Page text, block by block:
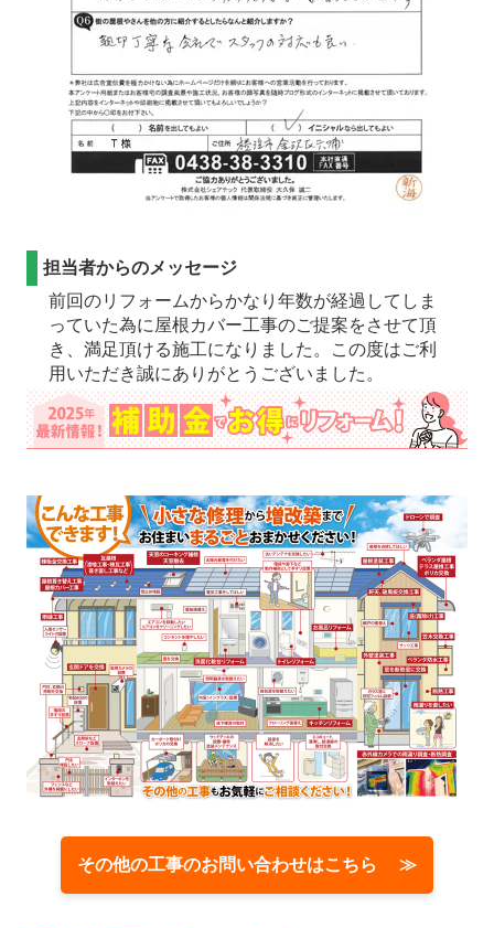
担当者からのメッセージ
前回のリフォームからかなり年数が経過してしま
っていた為に屋根カバー工事のご提案をさせて頂
き、満足頂ける施工になりました。この度はご利
用いただき誠にありがとうございました。
その他の工事のお問い合わせはこちら ≫